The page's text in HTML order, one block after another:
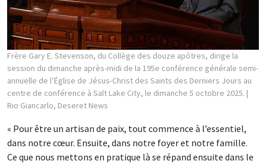
Frère Gary E. Stevenson, du Collège des douze apôtres, dirige la
session du dimanche après-midi de la 195e conférence générale semi-
annuelle de l’Église de Jésus-Christ des Saints des Derniers Jours au
centre de conférence à Salt Lake City, le dimanche 5 octobre 2025. |
Rio Giancarlo, Deseret News
« Pour être un artisan de paix, tout commence à l’essentiel,
dans notre cœur. Ensuite, dans notre foyer et notre famille.
Ce que nous mettons en pratique là se répand ensuite dans le